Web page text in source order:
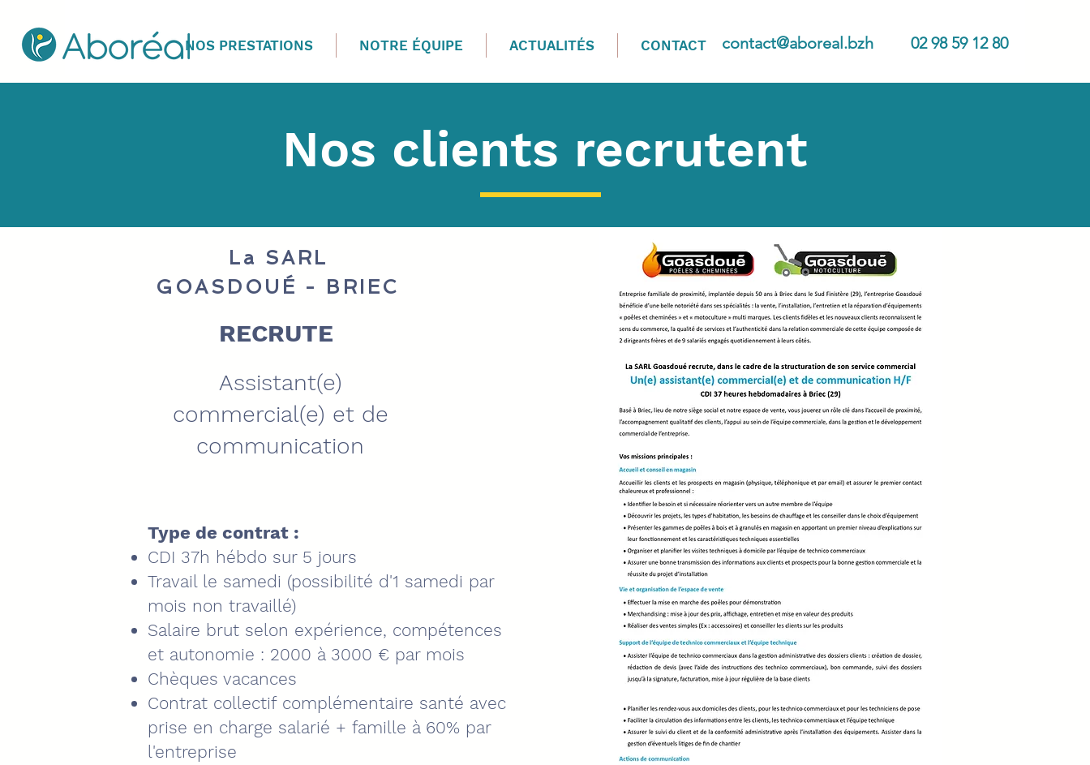
contact@aboreal.bzh 02 98 59 12 80
NOS PRESTATIONS NOTRE ÉQUIPE ACTUALITÉS CONTACT
Nos clients recrutent
La SARL
GOASDOUÉ - BRIEC
RECRUTE
Assistant(e)
commercial(e) et de
communication
Type de contrat :
CDI 37h hébdo sur 5 jours
Travail le samedi (possibilité d'1 samedi par
mois non travaillé)
Salaire brut selon expérience, compétences
et autonomie : 2000 à 3000 € par mois
Chèques vacances
Contrat collectif complémentaire santé avec
prise en charge salarié + famille à 60% par
l'entreprise